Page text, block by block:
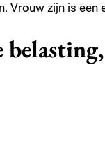
Vrouw zijn is een